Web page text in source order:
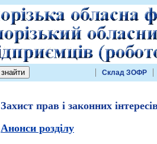
Склад ЗОФР
Захист прав і законних
Анонси розділу